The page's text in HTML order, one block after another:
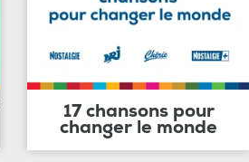
17 chansons pour
changer le monde